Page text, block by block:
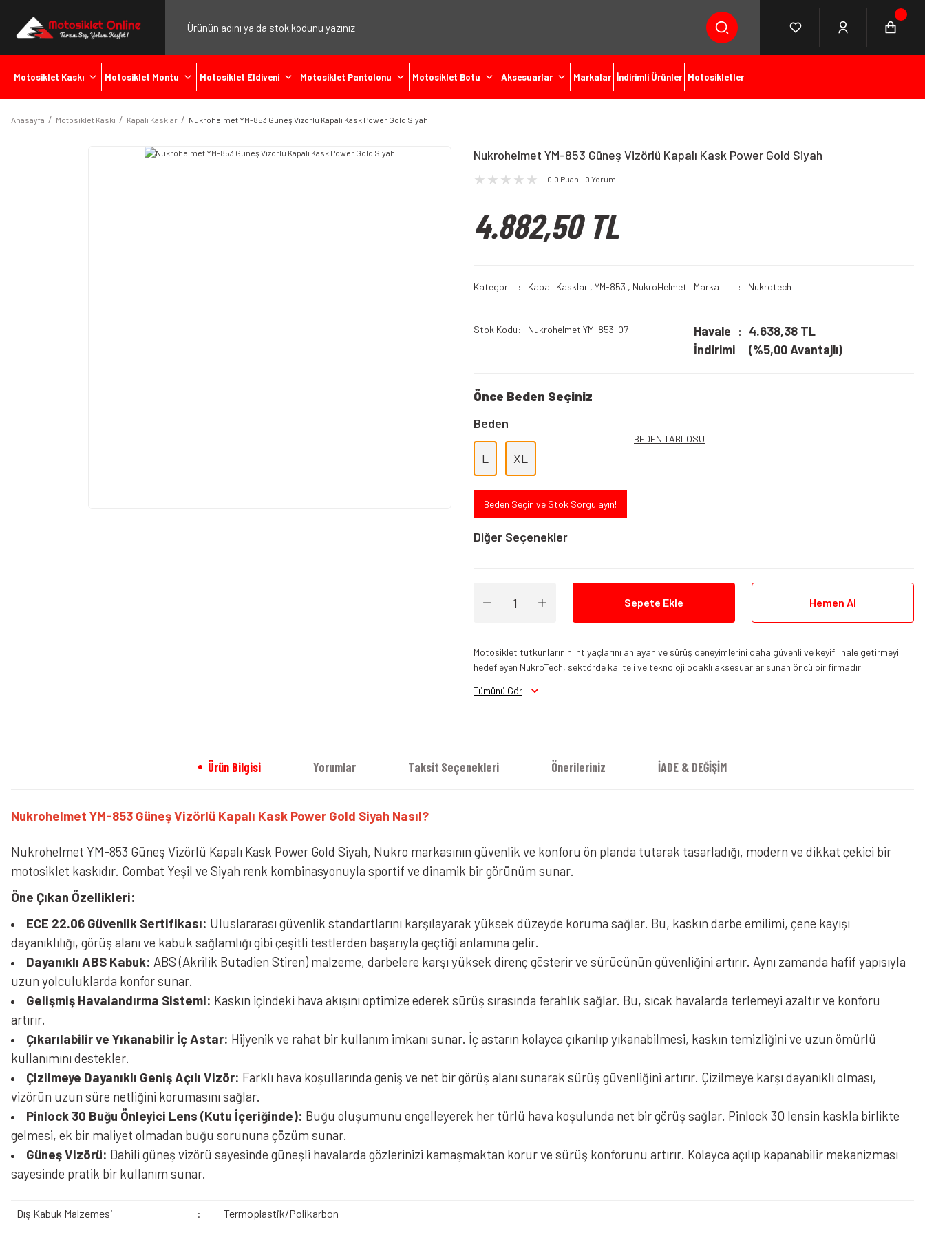
Motosiklet Kaskı Motosiklet Montu Motosiklet Eldiveni Motosiklet Pantolonu Motosiklet Botu Aksesuarlar Markalar İndirimli Ürünler Motosikletler
Anasayfa Motosiklet Kaskı Kapalı Kasklar Nukrohelmet YM-853 Güneş Vizörlü Kapalı Kask Power Gold Siyah
Nukrohelmet YM-853 Güneş Vizörlü Kapalı Kask Power Gold Siyah
0.0 Puan - 0 Yorum
4.882,50 TL
Kategori Kapalı Kasklar , YM-853 , NukroHelmet Marka Nukrotech
Stok Kodu Nukrohelmet.YM-853-07
Havale
İndirimi
4.638,38 TL
(%5,00 Avantajlı)
Önce Beden Seçiniz
Beden
L XL
BEDEN TABLOSU
Beden Seçin ve Stok Sorgulayın!
Diğer Seçenekler
Nukrohelmet YM-853 Güneş Vizörlü Kapalı Kask Savage
Sepete Ekle Hemen Al
Motosiklet tutkunlarının ihtiyaçlarını anlayan ve sürüş deneyimlerini daha güvenli ve keyifli hale getirmeyi
hedefleyen NukroTech, sektörde kaliteli ve teknoloji odaklı aksesuarlar sunan öncü bir firmadır.
Tümünü Gör
Ürün Bilgisi Yorumlar Taksit Seçenekleri Önerileriniz İADE & DEĞİŞİM
Nukrohelmet YM-853 Güneş Vizörlü Kapalı Kask Power Gold Siyah Nasıl?
Nukrohelmet YM-853 Güneş Vizörlü Kapalı Kask Power Gold Siyah, Nukro markasının güvenlik ve konforu ön planda tutarak tasarladığı, modern ve dikkat çekici bir
motosiklet kaskıdır. Combat Yeşil ve Siyah renk kombinasyonuyla sportif ve dinamik bir görünüm sunar.
Öne Çıkan Özellikleri:
ECE 22.06 Güvenlik Sertifikası: Uluslararası güvenlik standartlarını karşılayarak yüksek düzeyde koruma sağlar. Bu, kaskın darbe emilimi, çene kayışı
dayanıklılığı, görüş alanı ve kabuk sağlamlığı gibi çeşitli testlerden başarıyla geçtiği anlamına gelir.
Dayanıklı ABS Kabuk: ABS (Akrilik Butadien Stiren) malzeme, darbelere karşı yüksek direnç gösterir ve sürücünün güvenliğini artırır. Aynı zamanda hafif yapısıyla
uzun yolculuklarda konfor sunar.
Gelişmiş Havalandırma Sistemi: Kaskın içindeki hava akışını optimize ederek sürüş sırasında ferahlık sağlar. Bu, sıcak havalarda terlemeyi azaltır ve konforu
artırır.
Çıkarılabilir ve Yıkanabilir İç Astar: Hijyenik ve rahat bir kullanım imkanı sunar. İç astarın kolayca çıkarılıp yıkanabilmesi, kaskın temizliğini ve uzun ömürlü
kullanımını destekler.
Çizilmeye Dayanıklı Geniş Açılı Vizör: Farklı hava koşullarında geniş ve net bir görüş alanı sunarak sürüş güvenliğini artırır. Çizilmeye karşı dayanıklı olması,
vizörün uzun süre netliğini korumasını sağlar.
Pinlock 30 Buğu Önleyici Lens (Kutu İçeriğinde): Buğu oluşumunu engelleyerek her türlü hava koşulunda net bir görüş sağlar. Pinlock 30 lensin kaskla birlikte
gelmesi, ek bir maliyet olmadan buğu sorununa çözüm sunar.
Güneş Vizörü: Dahili güneş vizörü sayesinde güneşli havalarda gözlerinizi kamaşmaktan korur ve sürüş konforunu artırır. Kolayca açılıp kapanabilir mekanizması
sayesinde pratik bir kullanım sunar.
Dış Kabuk Malzemesi : Termoplastik/Polikarbon